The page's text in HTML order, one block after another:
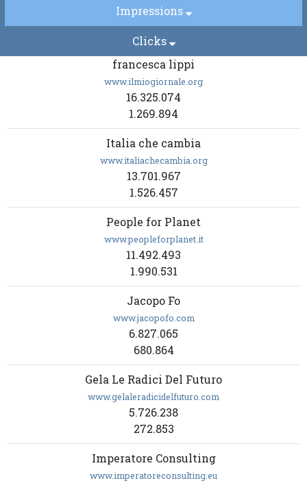
Impressions
Clicks
francesca lippi
www.ilmiogiornale.org
16.325.074
1.269.894
Italia che cambia
www.italiachecambia.org
13.701.967
1.526.457
People for Planet
www.peopleforplanet.it
11.492.493
1.990.531
Jacopo Fo
www.jacopofo.com
6.827.065
680.864
Gela Le Radici Del Futuro
www.gelaleradicidelfuturo.com
5.726.238
272.853
Imperatore Consulting
www.imperatoreconsulting.eu